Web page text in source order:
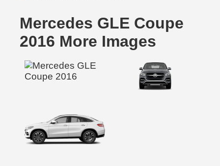
Mercedes GLE Coupe
2016 More Images